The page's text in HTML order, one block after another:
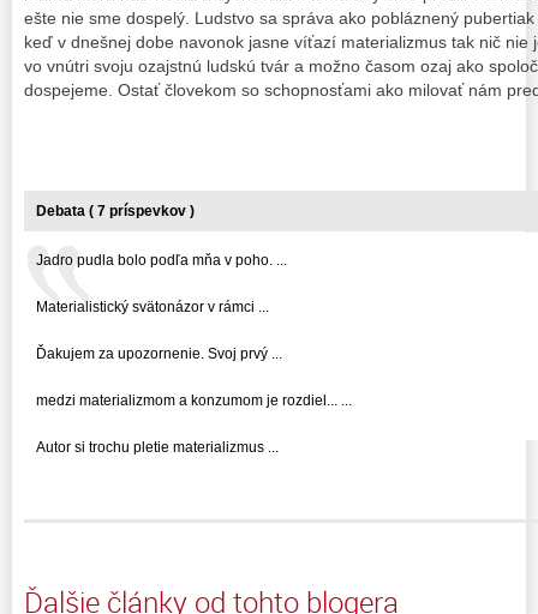
ešte nie sme dospelý. Ludstvo sa správa ako pobláznený
keď v dnešnej dobe navonok jasne víťazí materializmus tak nič nie
vo vnútri svoju ozajstnú ludskú tvár a možno časom ozaj ako
dospejeme. Ostať človekom so schopnosťami ako milovať nám
Debata ( 7 príspevkov )
Jadro pudla bolo podľa mňa v poho. ...
Materialistický svätonázor v rámci ...
Ďakujem za upozornenie. Svoj prvý ...
medzi materializmom a konzumom je rozdiel... ...
Autor si trochu pletie materializmus ...
Ďalšie články od tohto blogera